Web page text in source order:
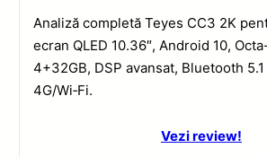
Analiză completă Teyes CC3 2K
ecran QLED 10.36″, Android 10,
4+32GB, DSP avansat, Bluetooth
4G/Wi‑Fi.
Vezi review!